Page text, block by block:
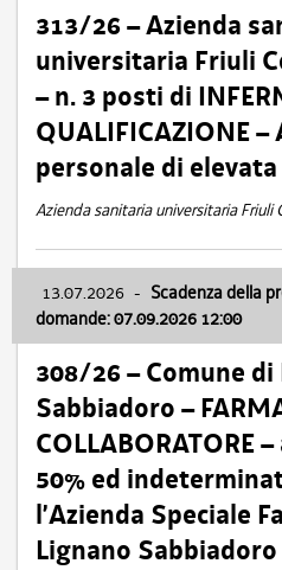
313/26 – Azienda
universitaria Friuli
– n. 3 posti di
QUALIFICAZIONE –
personale di
Azienda sanitaria universitaria Friuli
13.07.2026 - Scadenza della
domande: 07.09.2026 12:00
308/26 – Comune
Sabbiadoro –
COLLABORATORE
50% ed
l’Azienda Speciale
Lignano Sabbiadoro